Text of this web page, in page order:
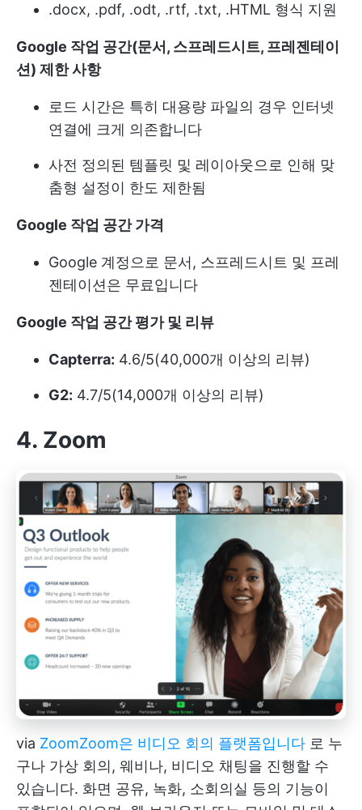
.docx, .pdf, .odt, .rtf, .txt, .HTML 형식 지원
Google 작업 공간(문서, 스프레드시트, 프레젠테이
션) 제한 사항
로드 시간은 특히 대용량 파일의 경우 인터넷
연결에 크게 의존합니다
사전 정의된 템플릿 및 레이아웃으로 인해 맞
춤형 설정이 한도 제한됨
Google 작업 공간 가격
Google 계정으로 문서, 스프레드시트 및 프레
젠테이션은 무료입니다
Google 작업 공간 평가 및 리뷰
Capterra: 4.6/5(40,000개 이상의 리뷰)
G2: 4.7/5(14,000개 이상의 리뷰)
4. Zoom
via ZoomZoom은 비디오 회의 플랫폼입니다 로 누
구나 가상 회의, 웨비나, 비디오 채팅을 진행할 수
있습니다. 화면 공유, 녹화, 소회의실 등의 기능이